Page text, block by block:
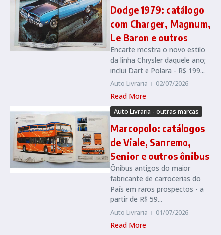
Dodge 1979: catálogo
com Charger, Magnum,
Le Baron e outros
Encarte mostra o novo estilo
da linha Chrysler daquele ano;
inclui Dart e Polara - R$ 199...
Auto Livraria 02/07/2026
Read More
Auto Livraria - outras marcas
Marcopolo: catálogos
de Viale, Sanremo,
Senior e outros ônibus
Ônibus antigos do maior
fabricante de carrocerias do
País em raros prospectos - a
partir de R$ 59...
Auto Livraria 01/07/2026
Read More